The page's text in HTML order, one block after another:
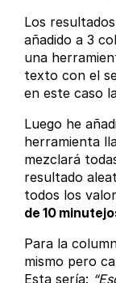
Los
añadido a 3
una
texto con el
en este caso
Luego he
herramienta
mezclará
resultado
todos los
de 10
Para la
mismo pero
Esta sería: